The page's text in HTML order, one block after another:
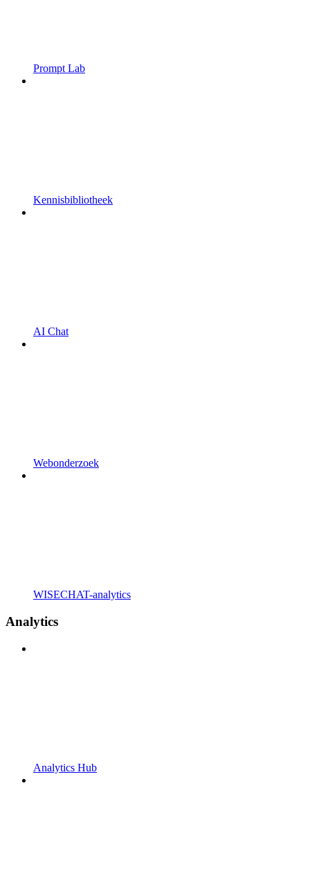
Prompt Lab
Kennisbibliotheek
AI Chat
Webonderzoek
WISECHAT-analytics
Analytics
Analytics Hub